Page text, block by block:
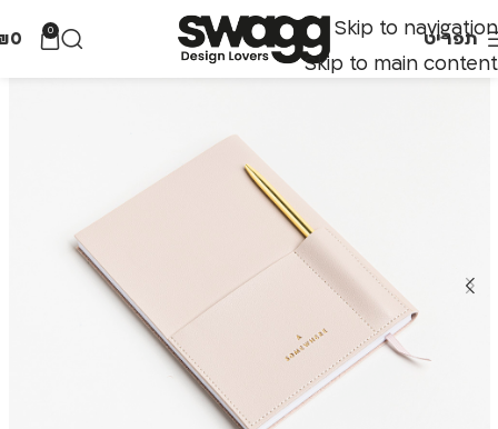
Skip to navigation
Skip to main content
תפריט 0
0